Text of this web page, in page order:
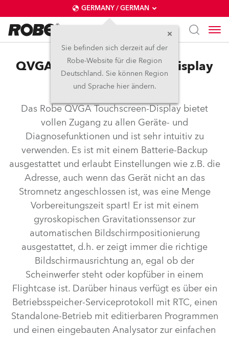
GERMANY / GERMAN
Sie befinden sich derzeit auf der
Robe-Website für die Region
Deutschland. Sie können Region
und Sprache hier ändern.
QVGA Robe Touchscreen-Display
System
Das Robe QVGA Touchscreen-Display bietet
vollen Zugang zu allen Geräte- und
Diagnosefunktionen und ist sehr intuitiv zu
verwenden. Es ist mit einem Batterie-Backup
ausgestattet und erlaubt Einstellungen wie z.B. die
Adresse, auch wenn das Gerät nicht an das
Stromnetz angeschlossen ist, was eine Menge
Vorbereitungszeit spart! Er ist mit einem
gyroskopischen Gravitationssensor zur
automatischen Bildschirmpositionierung
ausgestattet, d.h. er zeigt immer die richtige
Bildschirmausrichtung an, egal ob der
Scheinwerfer steht oder kopfüber in einem
Flightcase ist. Darüber hinaus verfügt es über ein
Betriebsspeicher-Serviceprotokoll mit RTC, einen
Standalone-Betrieb mit editierbaren Programmen
und einen eingebauten Analysator zur einfachen